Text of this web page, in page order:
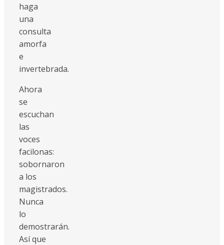
haga
una
consulta
amorfa
e
invertebrada.
Ahora
se
escuchan
las
voces
facilonas:
sobornaron
a los
magistrados.
Nunca
lo
demostrarán.
Así que